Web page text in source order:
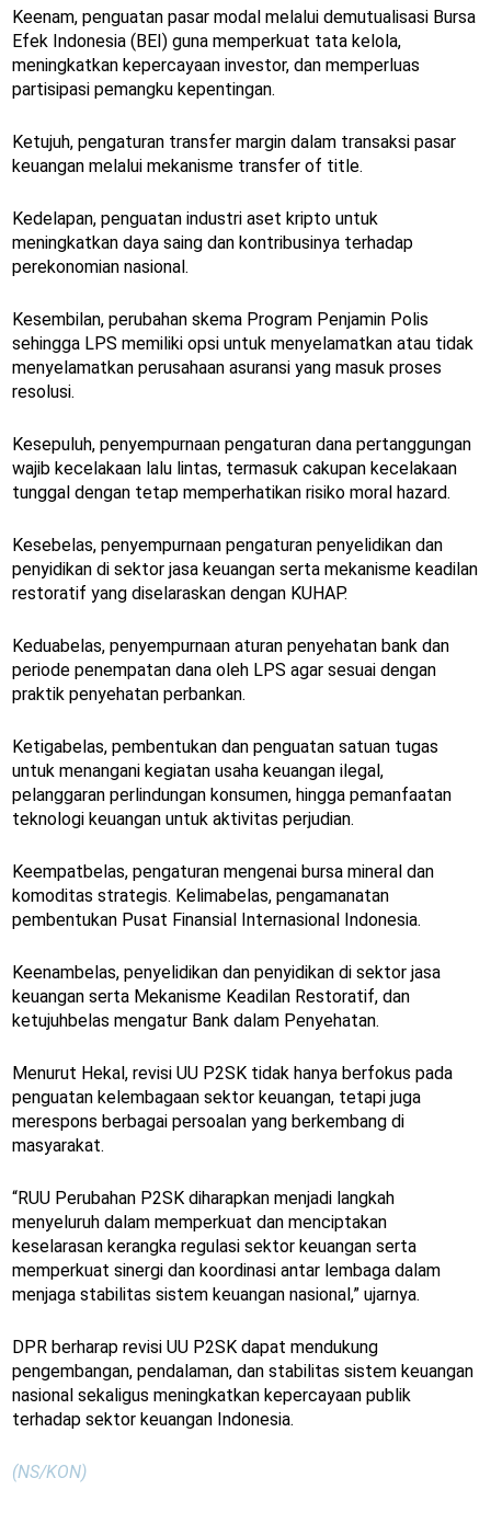
Keenam, penguatan pasar modal melalui demutualisasi Bursa
Efek Indonesia (BEI) guna memperkuat tata kelola,
meningkatkan kepercayaan investor, dan memperluas
partisipasi pemangku kepentingan.
Ketujuh, pengaturan transfer margin dalam transaksi pasar
keuangan melalui mekanisme transfer of title.
Kedelapan, penguatan industri aset kripto untuk
meningkatkan daya saing dan kontribusinya terhadap
perekonomian nasional.
Kesembilan, perubahan skema Program Penjamin Polis
sehingga LPS memiliki opsi untuk menyelamatkan atau tidak
menyelamatkan perusahaan asuransi yang masuk proses
resolusi.
Kesepuluh, penyempurnaan pengaturan dana pertanggungan
wajib kecelakaan lalu lintas, termasuk cakupan kecelakaan
tunggal dengan tetap memperhatikan risiko moral hazard.
Kesebelas, penyempurnaan pengaturan penyelidikan dan
penyidikan di sektor jasa keuangan serta mekanisme keadilan
restoratif yang diselaraskan dengan KUHAP.
Keduabelas, penyempurnaan aturan penyehatan bank dan
periode penempatan dana oleh LPS agar sesuai dengan
praktik penyehatan perbankan.
Ketigabelas, pembentukan dan penguatan satuan tugas
untuk menangani kegiatan usaha keuangan ilegal,
pelanggaran perlindungan konsumen, hingga pemanfaatan
teknologi keuangan untuk aktivitas perjudian.
Keempatbelas, pengaturan mengenai bursa mineral dan
komoditas strategis. Kelimabelas, pengamanatan
pembentukan Pusat Finansial Internasional Indonesia.
Keenambelas, penyelidikan dan penyidikan di sektor jasa
keuangan serta Mekanisme Keadilan Restoratif, dan
ketujuhbelas mengatur Bank dalam Penyehatan.
Menurut Hekal, revisi UU P2SK tidak hanya berfokus pada
penguatan kelembagaan sektor keuangan, tetapi juga
merespons berbagai persoalan yang berkembang di
masyarakat.
“RUU Perubahan P2SK diharapkan menjadi langkah
menyeluruh dalam memperkuat dan menciptakan
keselarasan kerangka regulasi sektor keuangan serta
memperkuat sinergi dan koordinasi antar lembaga dalam
menjaga stabilitas sistem keuangan nasional,” ujarnya.
DPR berharap revisi UU P2SK dapat mendukung
pengembangan, pendalaman, dan stabilitas sistem keuangan
nasional sekaligus meningkatkan kepercayaan publik
terhadap sektor keuangan Indonesia.
(NS/KON)